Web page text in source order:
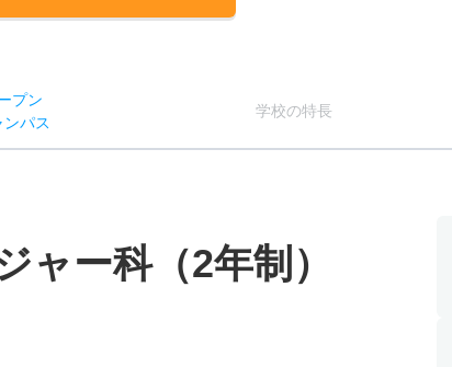
プン
ンパス
学校の特長
ャー科（2年制）